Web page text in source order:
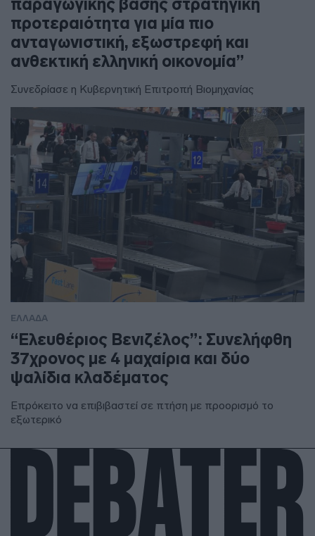
παραγωγικής βάσης στρατηγική
προτεραιότητα για μία πιο
ανταγωνιστική, εξωστρεφή και
ανθεκτική ελληνική οικονομία”
Συνεδρίασε η Κυβερνητική Επιτροπή Βιομηχανίας
ΕΛΛΑΔΑ
“Ελευθέριος Βενιζέλος”: Συνελήφθη
37χρονος με 4 μαχαίρια και δύο
ψαλίδια κλαδέματος
Επρόκειτο να επιβιβαστεί σε πτήση με προορισμό το
εξωτερικό